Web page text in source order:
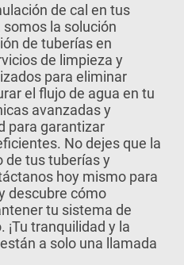
de cal en tus
somos la solución
de tuberías en
de limpieza y
para eliminar
el flujo de agua en tu
avanzadas y
para garantizar
No dejes que la
de tus tuberías y
hoy mismo para
descubre cómo
tu sistema de
tranquilidad y la
a solo una llamada